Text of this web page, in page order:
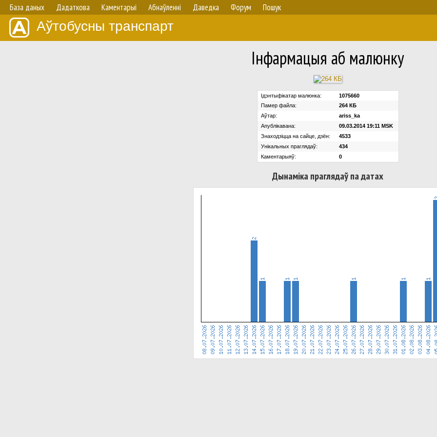
База даных Дадаткова Каментарыі Абнаўленнi Даведка Форум Пошук
Аўтобусны транспарт
Iнфармацыя аб малюнку
Ідэнтыфікатар малюнка:
1075660
Памер файла:
264 КБ
Аўтар:
ariss_ka
Апублікавана:
09.03.2014 19:11 MSK
Знаходзіцца на сайце, дзён:
4533
Унікальных праглядаў:
434
Каментарыяў:
0
Дынаміка праглядаў па датах